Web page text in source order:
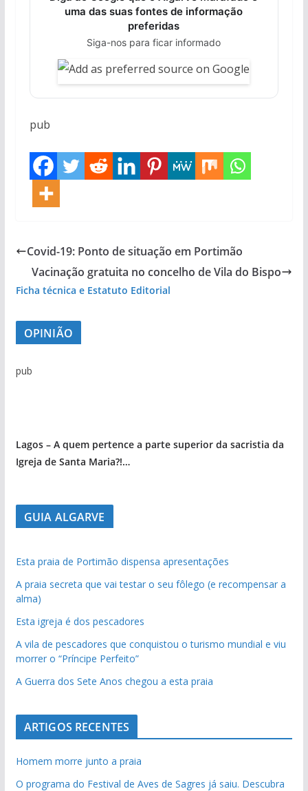
uma das suas fontes de informação
preferidas
Siga-nos para ficar informado
pub
Covid-19: Ponto de situação em Portimão
Vacinação gratuita no concelho de Vila do Bispo
Ficha técnica e Estatuto Editorial
OPINIÃO
pub
Lagos – A quem pertence a parte superior da sacristia da
Igreja de Santa Maria?!…
GUIA ALGARVE
Esta praia de Portimão dispensa apresentações
A praia secreta que vai testar o seu fôlego (e recompensar a
alma)
Esta igreja é dos pescadores
A vila de pescadores que conquistou o turismo mundial e viu
morrer o “Príncipe Perfeito”
A Guerra dos Sete Anos chegou a esta praia
ARTIGOS RECENTES
Homem morre junto a praia
O programa do Festival de Aves de Sagres já saiu. Descubra